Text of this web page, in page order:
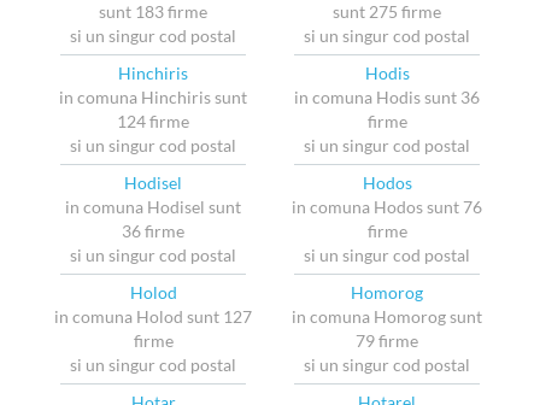
sunt 183 firme
si un singur cod postal
sunt 275 firme
si un singur cod postal
Hinchiris
in comuna Hinchiris sunt
124 firme
si un singur cod postal
Hodis
in comuna Hodis sunt 36
firme
si un singur cod postal
Hodisel
in comuna Hodisel sunt
36 firme
si un singur cod postal
Hodos
in comuna Hodos sunt 76
firme
si un singur cod postal
Holod
in comuna Holod sunt 127
firme
si un singur cod postal
Homorog
in comuna Homorog sunt
79 firme
si un singur cod postal